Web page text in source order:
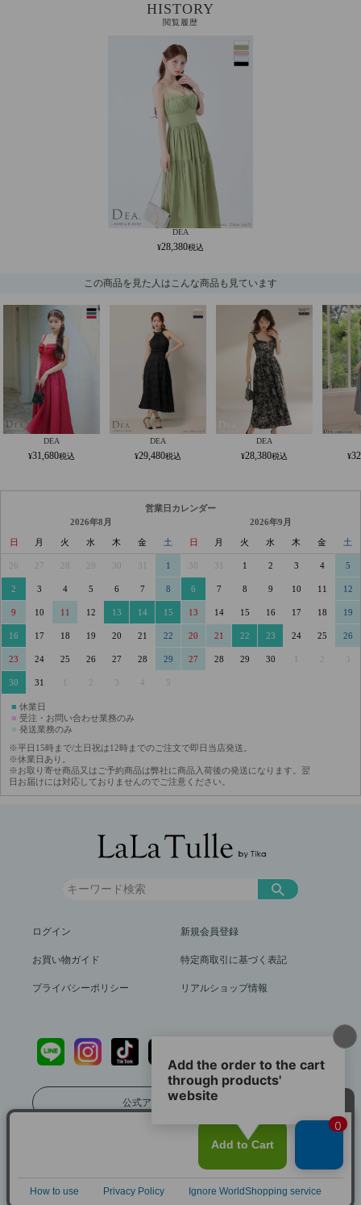
HISTORY
閲覧履歴
DEA
28,380
この商品を見た人はこんな商品も見ています
DEA
31,680
DEA
29,480
DEA
28,380
営業日カレンダー
2026年8月
日 月 火 水 木 金 土
26 27 29 30 31 1
2 3 4 5 6 7 8
9 10 11 12 13 14 15
16 17 18 19 20 21 22
23 24 25 26 27 28 29
30 31 3 5
2026年9月
日 月 火 水 木 金 土
30 31 1 2 3 4 5
6 7 8 9 10 11 12
13 14 15 16 17 18 19
20 21 22 23 24 25 26
27 28 29 30 3
■ 休業日
■ 受注・お問い合わせ業務のみ
■ 発送業務のみ
※平日15時まで/土日祝は12時までのご注文で即日当店発送。
※休業日あり。
※お取り寄せ商品又はご予約商品は弊社に商品入荷後の発送になります。翌
日お届けには対応しておりませんのでご注意ください。
ログイン 新規会員登録
お買い物ガイド 特定商取引に基づく表記
プライバシーポリシー リアルショップ情報
公式アプリをダウンロード
送料799円（沖縄、離島を除く）12,000円以上で送料無料
Copyright (c) LaLaTulle by Tika All Rights Reserved..